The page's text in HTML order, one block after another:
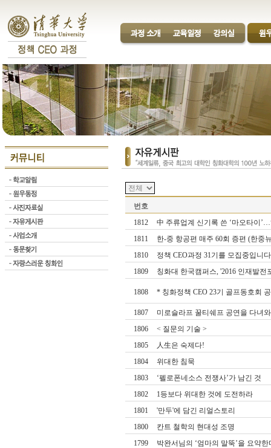
번호
1812
中 주류업계 신기록 쓴 ‘마오타이
1811
한-중 항공편 매주 60회 증편 (한중
1810
정책 CEO과정 31기를 모집중입니
1809
칭화대 한국캠퍼스, '2016 인재발전
1808 * 칭화정책 CEO 23기 골프동호회
1807
미로슬라프 꿀티쉐프 공연을 다녀
1806
< 질문의 기술 >
1805
人生은 숙제다!
1804
위대한 침묵
1803
‘펠로폰네소스 전쟁사’가 남긴 것
1802
1등보다 위대한 것에 도전하라
1801
'만두'에 담긴 리얼스토리
1800
칸트 철학의 현대성 조명
1799
박완서님의 ‘엄마의 말뚝’을 요약